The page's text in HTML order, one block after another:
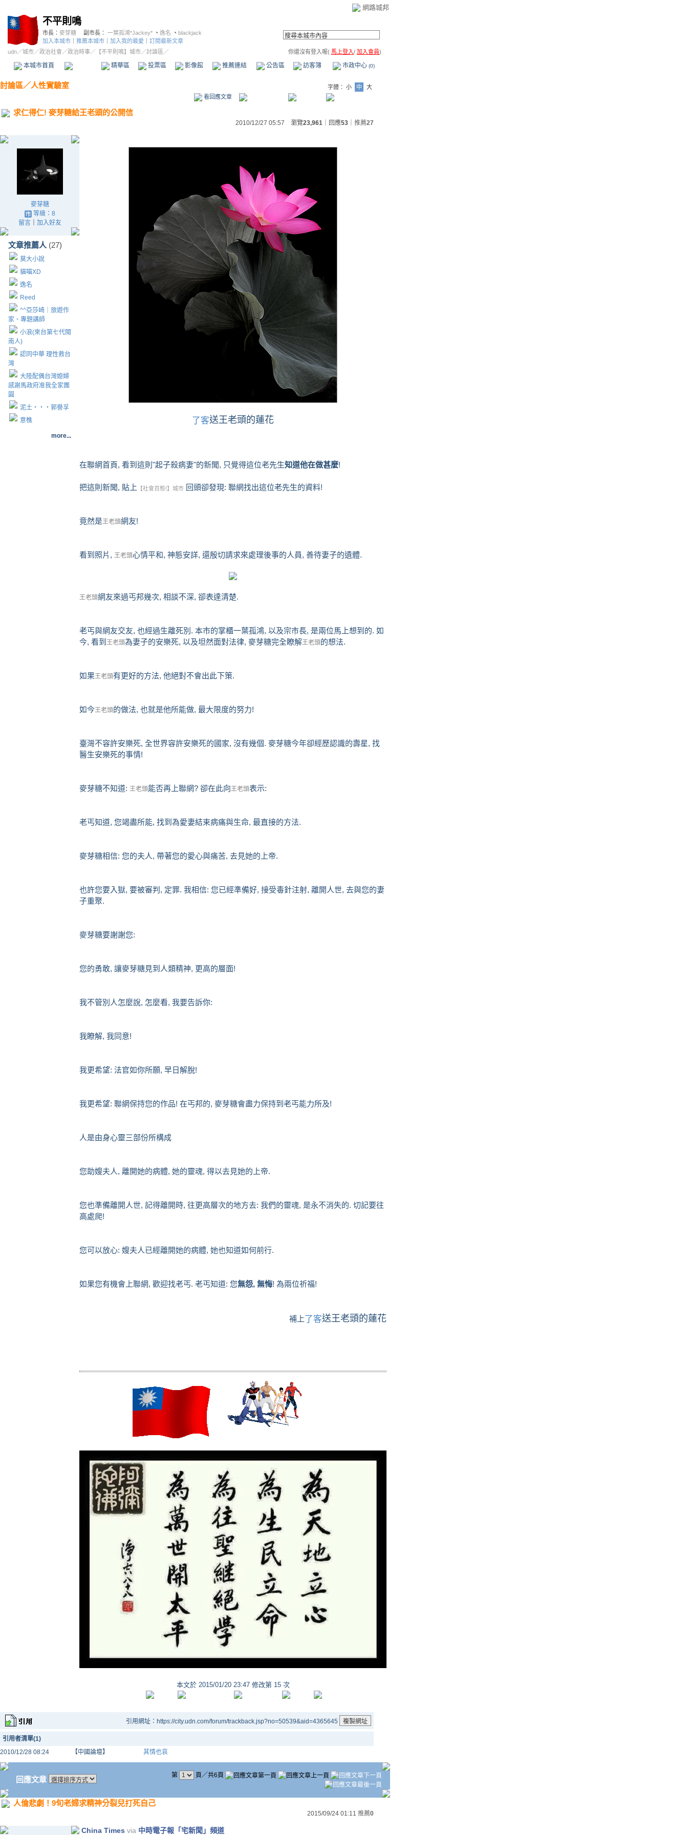
網路城邦
不平則鳴
市長： 麥芽糖 副市長： 一葉孤鴻*Jackey* 、 逸名 、 blackjack
加入本城市
推薦本城市 加入我的最愛
訂閱最新文章
udn／城市／政治社會 ／政治時事／ 【不平則鳴】城市／討論區／ 你還沒有登入喔( 馬上登入/ 加入會員)
本城市首頁 精華區 投票區 影像館 推薦連結 公告區 訪客簿 市政中心 (0)
討論區／人性實驗室 字體： 小 中
大
看回應文章
求仁得仁! 麥芽糖給王老頭的公開信
2010/12/27 05:57 瀏覽23,961 ｜回應53 推薦27
麥芽糖
等級：8
留言｜ 加入好友
文章推薦人 (27)
莫大小說
貓喵XD
逸名
Reed
^^亞莎崎｜旅遊作
家、專題講師
小浪(來台第七代閩
南人)
認同中華 理性救台
灣
大陸配偶台灣媳婦
感謝馬政府准我全家團
圓
泥土‧‧‧郭譽孚
意樵
more...
了客送王老頭的蓮花
在聯網首頁, 看到這則"起子殺病妻"的新聞, 只覺得這位老先生知道他在做甚麼!
把這則新聞, 貼上 【社會百態!】城市 回頭卻發現: 聯網找出這位老先生的資料!
竟然是王老頭網友!
看到照片, 王老頭心情平和, 神態安詳, 還殷切請求來處理後事的人員, 善待妻子的遺體.
王老頭網友來過丐邦幾次, 相談不深, 卻表達清楚.
老丐與網友交友, 也經過生離死別. 本市的掌櫃一葉孤鴻, 以及宗市長, 是兩位馬上想到的. 如
今, 看到 王老頭為妻子的安樂死, 以及坦然面對法律, 麥芽糖完全瞭解王老頭的想法.
如果王老頭有更好的方法, 他絕對不會出此下策.
如今王老頭的做法, 也就是他所能做, 最大限度的努力!
臺灣不容許安樂死, 全世界容許安樂死的國家, 沒有幾個. 麥芽糖今年卻經歷認識的壽星, 找
醫生安樂死的事情!
麥芽糖不知道: 王老頭能否再上聯網? 卻在此向王老頭表示:
老丐知道, 您竭盡所能, 找到為愛妻結束病痛與生命, 最直接的方法.
麥芽糖相信: 您的夫人, 帶著您的愛心與痛苦, 去見她的上帝.
也許您要入獄, 要被審判, 定罪. 我相信: 您已經準備好, 接受毒針注射, 離開人世, 去與您的妻
子重聚.
麥芽糖要謝謝您:
您的勇敢, 讓麥芽糖見到人類精神, 更高的層面!
我不管別人怎麼說, 怎麼看, 我要告訴你:
我瞭解, 我同意!
我更希望: 法官如你所願, 早日解脫!
我更希望: 聯網保持您的作品! 在丐邦的, 麥芽糖會盡力保持到老丐能力所及!
人是由身心靈三部份所構成
您助嫂夫人, 離開她的病體, 她的靈魂, 得以去見她的上帝.
您也準備離開人世, 記得離開時, 往更高層次的地方去: 我們的靈魂, 是永不消失的. 切記要往
高處爬!
您可以放心: 嫂夫人已經離開她的病體, 她也知道如何前行.
如果您有機會上聯網, 歡迎找老丐. 老丐知道: 您無怨, 無悔! 為兩位祈福!
補上了客送王老頭的蓮花
本文於 2015/01/20 23:47 修改第 15 次
引用網址：https://city.udn.com/forum/trackback.jsp?no=50539&aid=4365645
引用者清單(1)
2010/12/28 08:24
【中國論壇】 其情也哀
回應文章 第 頁／共6頁
人倫悲劇！9旬老婦求精神分裂兒打死自己
2015/09/24 01:11 推薦0
China Times via 中時電子報「宅新聞」頻道